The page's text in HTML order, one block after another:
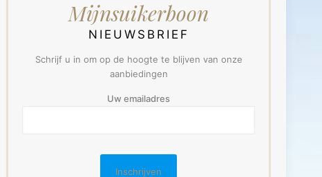
Mijnsuikerboon
NIEUWSBRIEF
Schrijf u in om op de hoogte te blijven van onze
aanbiedingen
Uw emailadres